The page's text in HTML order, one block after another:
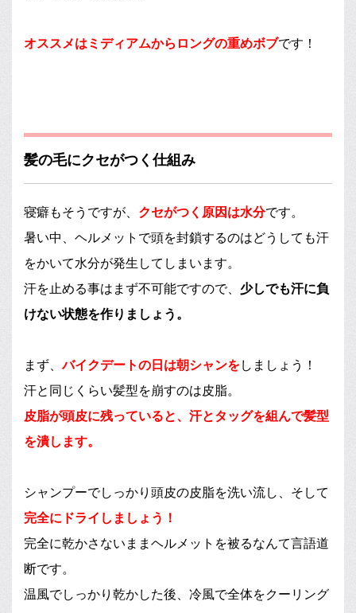
オススメはミディアムからロングの重めボブです！
髪の毛にクセがつく仕組み
寝癖もそうですが、 クセがつく原因は水分です。
暑い中、ヘルメットで頭を封鎖するのはどうしても汗
をかいて水分が発生してしまいます。
汗を止める事はまず不可能ですので、 少しでも汗に負
けない状態を作りましょう。
まず、バイクデートの日は朝シャンをしましょう！
汗と同じくらい髪型を崩すのは皮脂。
皮脂が頭皮に残っていると、汗とタッグを組んで髪型
を潰します。
シャンプーでしっかり頭皮の皮脂を洗い流し、そして
完全にドライしましょう！
完全に乾かさないままヘルメットを被るなんて言語道
断です。
温風でしっかり乾かした後、冷風で全体をクーリング